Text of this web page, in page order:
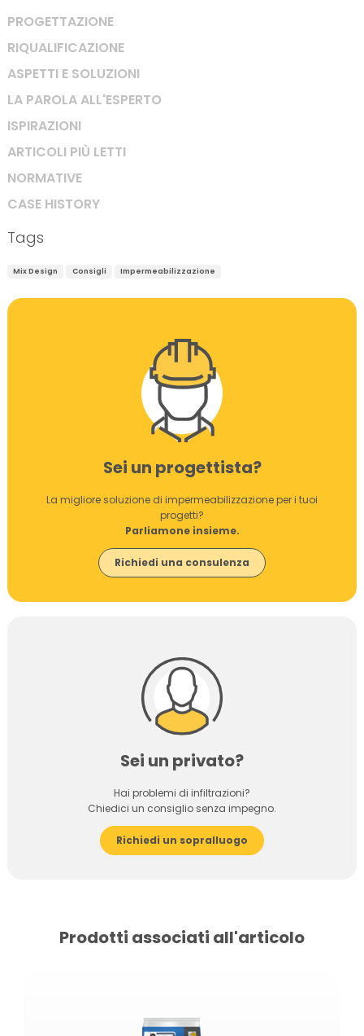
PROGETTAZIONE
RIQUALIFICAZIONE
ASPETTI E SOLUZIONI
LA PAROLA ALL'ESPERTO
ISPIRAZIONI
ARTICOLI PIÙ LETTI
NORMATIVE
CASE HISTORY
Tags
Mix Design Consigli Impermeabilizzazione
Sei un progettista?
La migliore soluzione di impermeabilizzazione per i tuoi
progetti?
Parliamone insieme.
Richiedi una consulenza
Sei un privato?
Hai problemi di infiltrazioni?
Chiedici un consiglio senza impegno.
Richiedi un sopralluogo
Prodotti associati all'articolo